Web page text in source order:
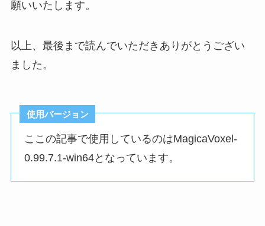
願いいたします。
以上、最後まで読んでいただきありがとうござい
ました。
使用バージョン
ここの記事で使用しているのはMagicaVoxel-
0.99.7.1-win64となっています。